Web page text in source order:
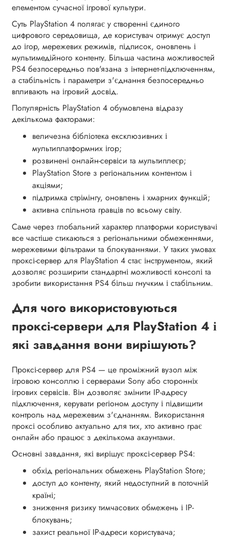
елементом сучасної ігрової культури.
Суть PlayStation 4 полягає у створенні єдиного
цифрового середовища, де користувач отримує доступ
до ігор, мережевих режимів, підписок, оновлень і
мультимедійного контенту. Більша частина можливостей
PS4 безпосередньо пов'язана з інтернет-підключенням,
а стабільність і параметри з'єднання безпосередньо
впливають на ігровий досвід.
Популярність PlayStation 4 обумовлена відразу
декількома факторами:
величезна бібліотека ексклюзивних і
мультиплатформних ігор;
розвинені онлайн-сервіси та мультиплеєр;
PlayStation Store з регіональним контентом і
акціями;
підтримка стрімінгу, оновлень і хмарних функцій;
активна спільнота гравців по всьому світу.
Саме через глобальний характер платформи користувачі
все частіше стикаються з регіональними обмеженнями,
мережевими фільтрами та блокуваннями. У таких умовах
проксі-сервер для PlayStation 4 стає інструментом, який
дозволяє розширити стандартні можливості консолі та
зробити використання PS4 більш гнучким і стабільним.
Для чого використовуються
проксі-сервери для PlayStation 4 і
які завдання вони вирішують?
Проксі-сервер для PS4 — це проміжний вузол між
ігровою консоллю і серверами Sony або сторонніх
ігрових сервісів. Він дозволяє змінити IP-адресу
підключення, керувати регіоном доступу і підвищити
контроль над мережевим з'єднанням. Використання
проксі особливо актуально для тих, хто активно грає
онлайн або працює з декількома акаунтами.
Основні завдання, які вирішує проксі-сервер PS4:
обхід регіональних обмежень PlayStation Store;
доступ до контенту, який недоступний в поточній
країні;
зниження ризику тимчасових обмежень і IP-
блокувань;
захист реальної IP-адреси користувача;